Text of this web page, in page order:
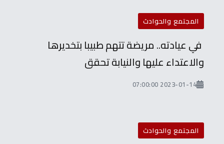
المجتمع والحوادث
في عيادته.. مريضة تتهم طبيبا بتخديرها
والاعتداء عليها والنيابة تحقق
2023-01-14 07:00:00
المجتمع والحوادث